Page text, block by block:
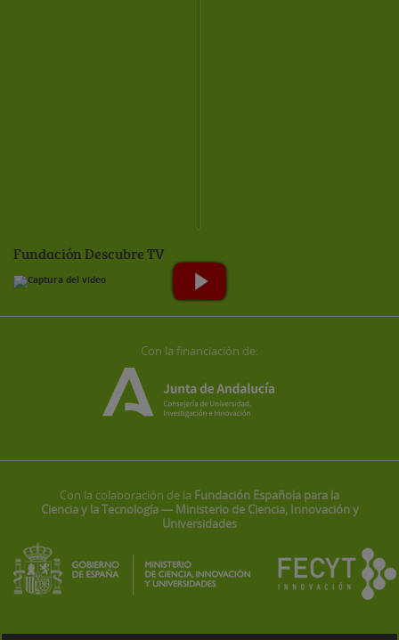
Fundación Descubre TV
Con la financiación de:
Con la colaboración de la Fundación Española para la
Ciencia y la Tecnología — Ministerio de Ciencia, Innovación y
Universidades